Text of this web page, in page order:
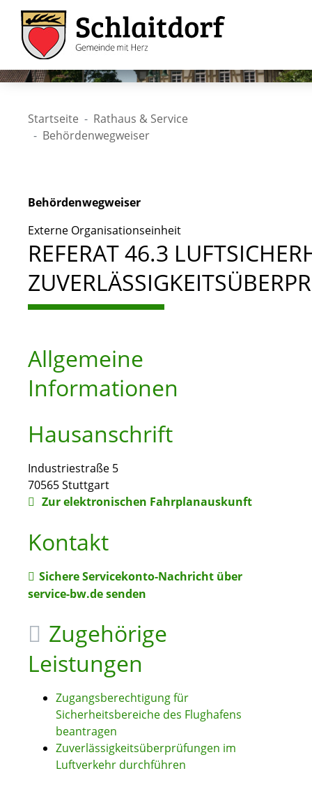
Startseite
Rathaus & Service
Behördenwegweiser
Behördenwegweiser
Externe Organisationseinheit
REFERAT 46.3
Allgemeine
Informationen
Hausanschrift
Industriestraße 5
70565Stuttgart
Zur elektronischen Fahrplanauskunft
Kontakt
Sichere Servicekonto-Nachricht über
service-bw.de senden
Zugehörige
Leistungen
Zugangsberechtigung für
Sicherheitsbereiche des Flughafens
beantragen
Zuverlässigkeitsüberprüfungen im
Luftverkehr durchführen